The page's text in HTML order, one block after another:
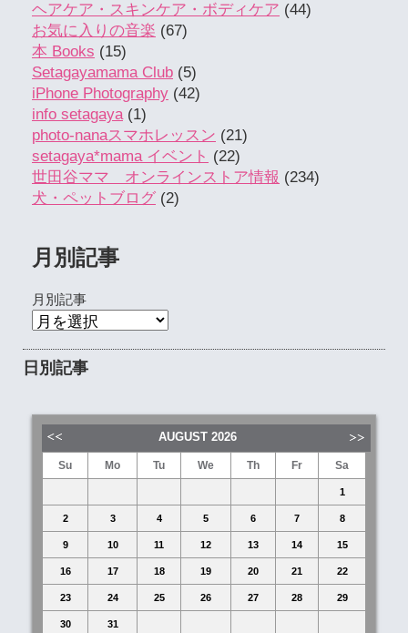
ヘアケア・スキンケア・ボディケア (44)
お気に入りの音楽 (67)
本 Books (15)
Setagayamama Club (5)
iPhone Photography (42)
info setagaya(1)
photo-nanaスマホレッスン (21)
setagaya*mama イベント (22)
世田谷ママ オンラインストア情報 (234)
犬・ペットブログ (2)
月別記事
月別記事
日別記事
AUGUST 2026
Su Mo Tu We Th Fr Sa
1
2 3 4 5 6 7 8
9 10 11 12 13 14 15
16 17 18 19 20 21 22
23 24 25 26 27 28 29
30 31